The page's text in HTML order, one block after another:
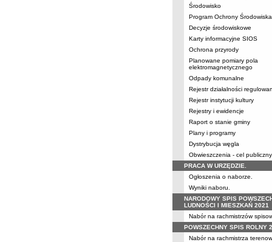
Środowisko
Program Ochrony Środowiska
Decyzje środowiskowe
Karty informacyjne SIOS
Ochrona przyrody
Planowane pomiary pola
elektromagnetycznego
Odpady komunalne
Rejestr działalności
Rejestr instytucji kultury
Rejestry i ewidencje
Raport o stanie gminy
Plany i programy
Dystrybucja węgla
Obwieszczenia - cel publiczny
PRACA W URZĘDZIE.
Ogłoszenia o naborze.
Wyniki naboru.
NARODOWY SPIS
LUDNOŚCI I MIESZKAŃ 2021
Nabór na rachmistrzów
POWSZECHNY SPIS ROLNY
Nabór na rachmistrza